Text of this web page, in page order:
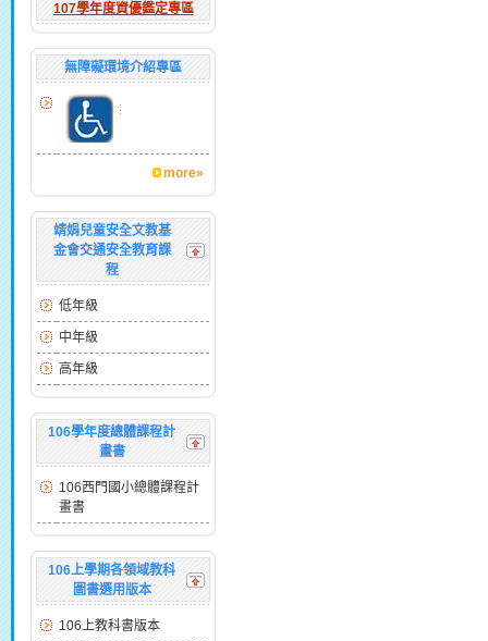
107學年度資優鑑定專區
無障礙環境介紹專區
more»
靖娟兒童安全文教基
金會交通安全教育課
程
低年級
中年級
高年級
106學年度總體課程計
畫書
106西門國小總體課程計
畫書
106上學期各領域教科
圖書選用版本
106上教科書版本